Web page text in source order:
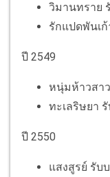
วิมานทราย
รักแปดพันเ
ปี 2549
หนุ่มห้าวสา
ทะเลริษยา
ปี 2550
แสงสูรย์ รับ